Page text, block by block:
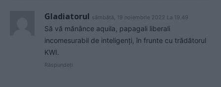
Gladiatorul sâmbătă, 19 noiembrie 2022 La 19.49
Să vă mănânce aquila, papagali liberali
incomesurabil de inteligenți, în frunte cu trădătorul
KWI.
Răspundeți